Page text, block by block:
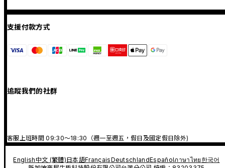
支援付款方式
追蹤我們的社群
客服上班時間 09:30～18:30（週一至週五，假日及國定假日除外)
English中文 (繁體)日本語FrançaisDeutschlandEspañolภาษาไทย 한국어